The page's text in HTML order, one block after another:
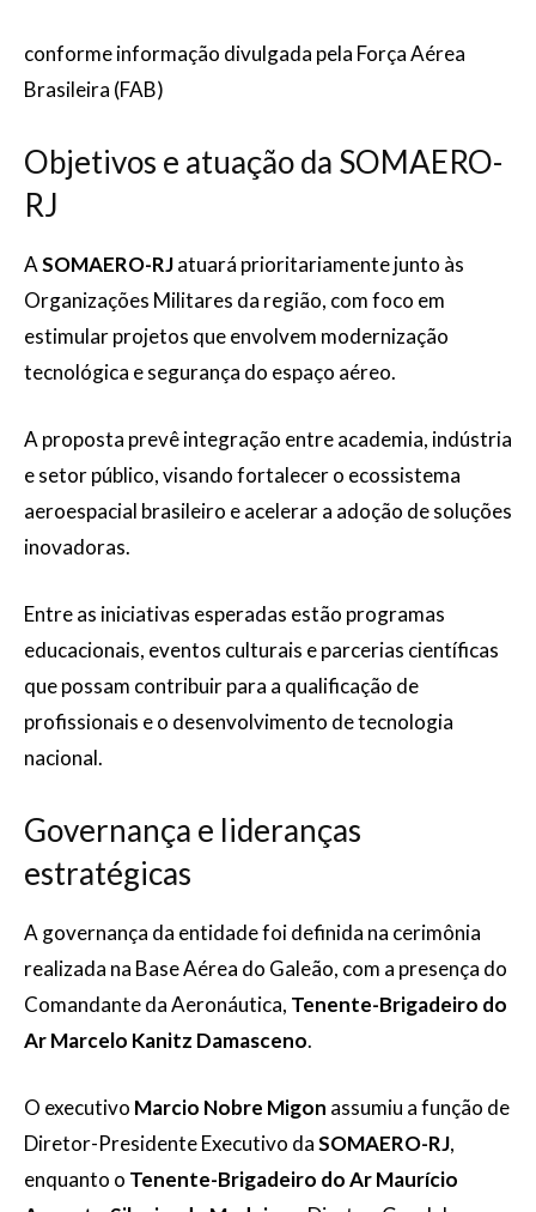
conforme informação divulgada pela Força Aérea
Brasileira (FAB)
Objetivos e atuação da SOMAERO-
RJ
ASOMAERO-RJatuará prioritariamente junto às
Organizações Militares da região, com foco em
estimular projetos que envolvem modernização
tecnológica e segurança do espaço aéreo.
A proposta prevê integração entre academia, indústria
e setor público, visando fortalecer o ecossistema
aeroespacial brasileiro e acelerar a adoção de soluções
inovadoras.
Entre as iniciativas esperadas estão programas
educacionais, eventos culturais e parcerias científicas
que possam contribuir para a qualificação de
profissionais e o desenvolvimento de tecnologia
nacional.
Governança e lideranças
estratégicas
A governança da entidade foi definida na cerimônia
realizada na Base Aérea do Galeão, com a presença do
Comandante da Aeronáutica, Tenente-Brigadeiro do
Ar Marcelo Kanitz Damasceno.
O executivo Marcio Nobre Migon assumiu a função de
Diretor-Presidente Executivo daSOMAERO-RJ,
enquanto o Tenente-Brigadeiro do Ar Maurício